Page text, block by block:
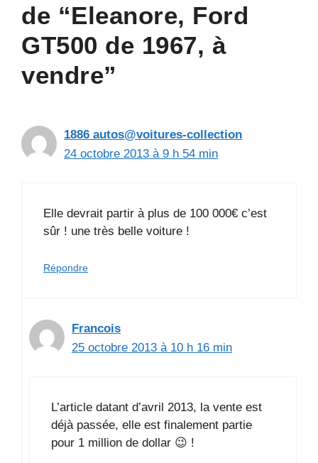
de “Eleanore, Ford
GT500 de 1967, à
vendre”
1886 autos@voitures-collection
24 octobre 2013 à 9 h 54 min
Elle devrait partir à plus de 100 000€ c’est
sûr ! une très belle voiture !
Répondre
Francois
25 octobre 2013 à 10 h 16 min
L’article datant d’avril 2013, la vente est
déjà passée, elle est finalement partie
pour 1 million de dollar 😉 !